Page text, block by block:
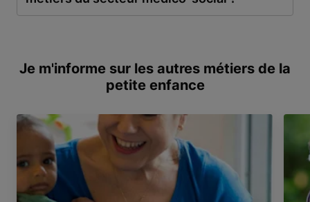
Je m'informe sur les autres métiers de la
petite enfance